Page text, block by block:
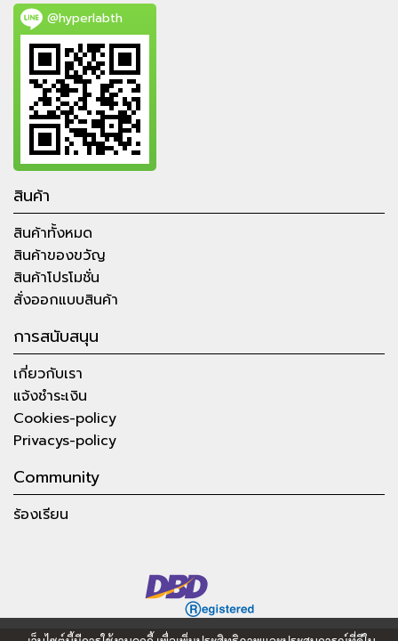
@hyperlabth
สินค้า
สินค้าทั้งหมด
สินค้าของขวัญ
สินค้าโปรโมชั่น
สั่งออกแบบสินค้า
การสนับสนุน
เกี่ยวกับเรา
แจ้งชำระเงิน
Cookies-policy
Privacys-policy
Community
ร้องเรียน